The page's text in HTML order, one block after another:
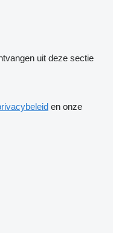
uit deze sectie
en onze